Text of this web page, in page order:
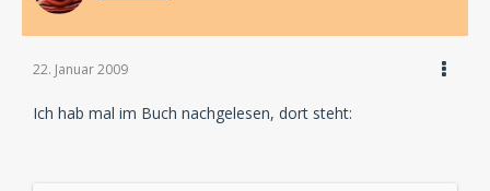
22. Januar 2009
Ich hab mal im Buch nachgelesen, dort steht: